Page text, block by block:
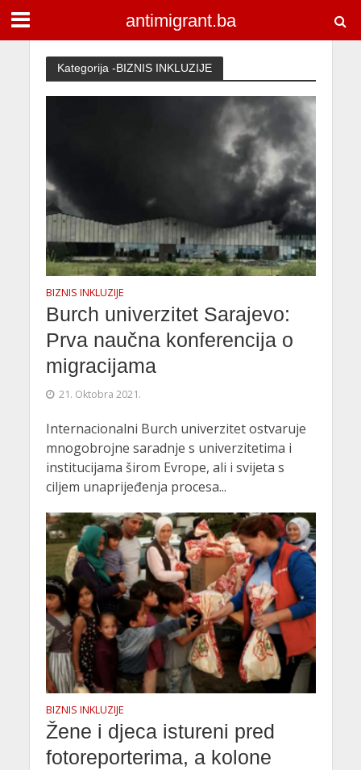
antimigrant.ba
Kategorija -BIZNIS INKLUZIJE
BIZNIS INKLUZIJE
Burch univerzitet Sarajevo:
Prva naučna konferencija o
migracijama
21. Oktobra 2021.
Internacionalni Burch univerzitet ostvaruje
mnogobrojne saradnje s univerzitetima i
institucijama širom Evrope, ali i svijeta s
ciljem unaprijeđenja procesa...
BIZNIS INKLUZIJE
Žene i djeca istureni pred
fotoreporterima, a kolone